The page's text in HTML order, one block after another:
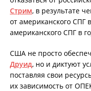
Стрим, в результате
от американского
американского СПГ в
США не просто
Друид, но и диктуют
поставляя свои
их зависимость от